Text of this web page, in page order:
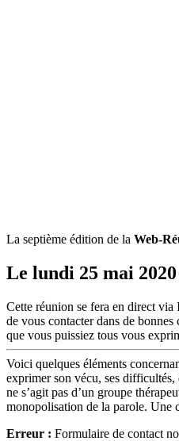
La septième édition de la Web-
Le lundi 25 mai
Cette réunion se fera en direct
de vous contacter dans de
que vous puissiez tous vous
Voici quelques éléments
exprimer son vécu, ses difficultés,
ne s’agit pas d’un groupe
monopolisation de la parole. Une
Erreur : Formulaire de contact